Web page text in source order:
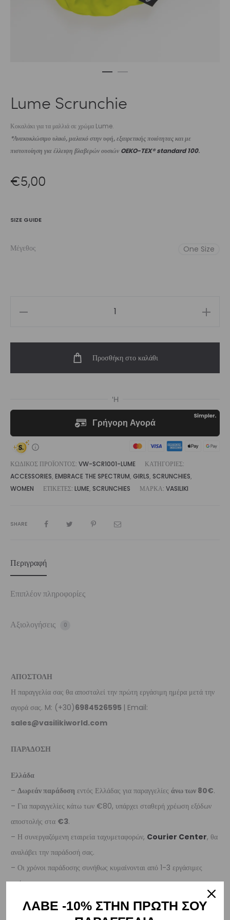
Lume Scrunchie
Κοκαλάκι για τα μαλλιά σε χρώμα Lume.
*Ανακυκλώσιμο υλικό, μαλακό στην υφή, εξαιρετικής ποιότητας και με
πιστοποίηση για έλλειψη βλαβερών ουσιών OEKO-TEX® standard 100.
€5,00
SIZE GUIDE
Μέγεθος One Size
Προσθήκη στο καλάθι
ΚΩΔΙΚΌΣ ΠΡΟΪΌΝΤΟΣ: VW-SCR1001-LUME
ΚΑΤΗΓΟΡΊΕΣ:
ACCESSORIES, EMBRACE THE SPECTRUM, GIRLS, SCRUNCHIES,
WOMEN
ΕΤΙΚΈΤΕΣ: LUME, SCRUNCHIES ΜΆΡΚΑ: VASILIKI
SHARE
Περιγραφή
Επιπλέον πληροφορίες
Αξιολογήσεις 0
ΑΠΟΣΤΟΛΗ
Η παραγγελία σας θα αποσταλεί την πρώτη εργάσιμη ημέρα μετά την
αγορά σας. M: (+30)6984526595 | Email:
sales@vasilikiworld.com
ΠΑΡΑΔΟΣΗ
Ελλάδα
– Δωρεάν παράδοση εντός Ελλάδας για παραγγελίες άνω των 80€.
– Για παραγγελίες κάτω των €80, υπάρχει σταθερή χρέωση εξόδων
αποστολής στα €3.
– Η συνεργαζόμενη εταιρεία ταχυμεταφορών, Courier Center, θα
αναλάβει την παράδοσή σας.
– Οι χρόνοι παράδοσης συνήθως κυμαίνονται από 1-3 εργάσιμες
ημέρες.
ΛΑΒΕ -10% ΣΤΗΝ ΠΡΩΤΗ ΣΟΥ